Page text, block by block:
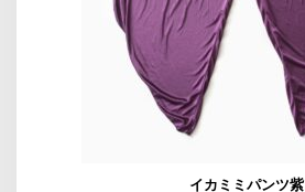
イカミミパンツ紫